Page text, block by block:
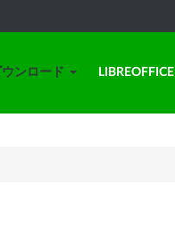
ウンロード LIBREOFFICE